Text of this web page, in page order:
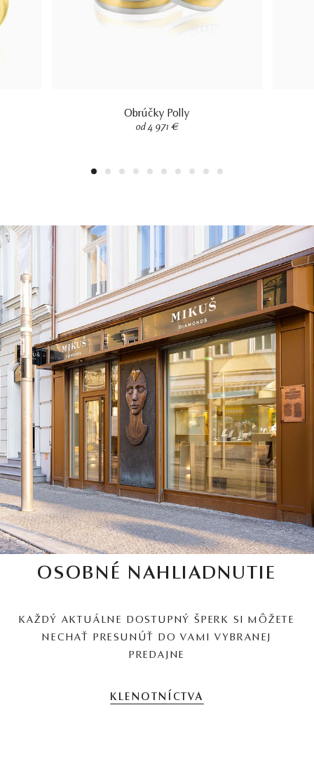
Obrúčky Polly
od 4 971 €
1 2 3 4 5 6 7 8 9 10
OSOBNÉ NAHLIADNUTIE
KAŽDÝ AKTUÁLNE DOSTUPNÝ ŠPERK SI MÔŽETE
NECHAŤ PRESUNÚŤ DO VAMI VYBRANEJ
PREDAJNE
KLENOTNÍCTVA